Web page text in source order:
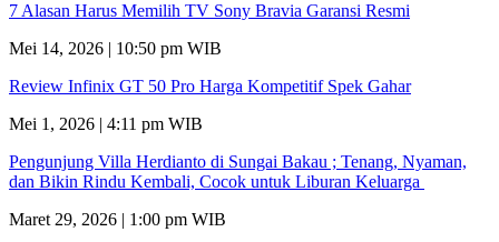
7 Alasan Harus Memilih TV Sony Bravia Garansi Resmi
Mei 14, 2026 | 10:50 pm WIB
Review Infinix GT 50 Pro Harga Kompetitif Spek Gahar
Mei 1, 2026 | 4:11 pm WIB
Pengunjung Villa Herdianto di Sungai Bakau ; Tenang, Nyaman,
dan Bikin Rindu Kembali, Cocok untuk Liburan Keluarga
Maret 29, 2026 | 1:00 pm WIB